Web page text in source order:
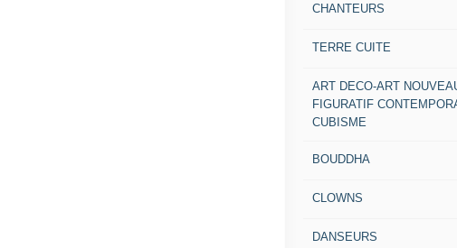
CHANTEURS
TERRE CUITE
ART DECO-ART
FIGURATIF
CUBISME
BOUDDHA
CLOWNS
DANSEURS